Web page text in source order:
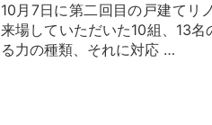
10月7日に第二回目の戸建てリ
来場していただいた10組、13
る力の種類、それに対応 …